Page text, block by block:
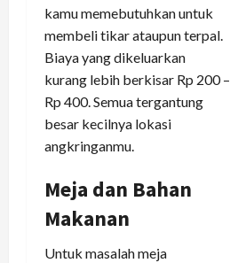
kamu memebutuhkan untuk
membeli tikar ataupun terpal.
Biaya yang dikeluarkan
kurang lebih berkisar Rp 200 –
Rp 400. Semua tergantung
besar kecilnya lokasi
angkringanmu.
Meja dan Bahan
Makanan
Untuk masalah meja